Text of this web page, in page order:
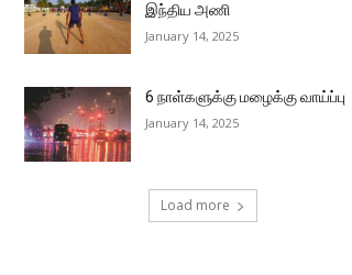
இந்திய அணி
January 14, 2025
6 நாள்களுக்கு மழைக்கு வாய்ப்பு
January 14, 2025
Load more